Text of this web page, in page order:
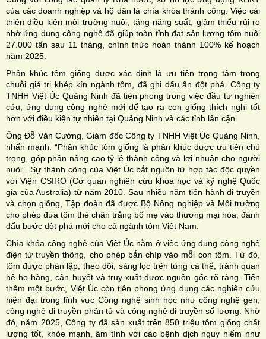
của các doanh nghiệp và hộ dân là chìa khóa thành công. Việc cải
thiện điều kiện môi trường nuôi, tăng năng suất, giảm thiểu rủi ro
nhờ ứng dụng công nghệ đã giúp toàn tỉnh đạt sản lượng tôm nuôi
27.000 tấn sau 11 tháng, chính thức hoàn thành 100% kế hoạch
năm 2025.
Phân khúc tôm giống được xác định là ưu tiên trọng tâm trong
chuỗi giá trị khép kín ngành tôm, đã ghi dấu ấn đột phá. Công ty
TNHH Việt Úc Quảng Ninh đã tiên phong trong việc đầu tư nghiên
cứu, ứng dụng công nghệ mới để tạo ra con giống thích nghi tốt
hơn với điều kiện tự nhiên tại Quảng Ninh và các tỉnh lân cận.
Ông Đỗ Văn Cường, Giám đốc Công ty TNHH Việt Úc Quảng Ninh,
nhấn mạnh: “Phân khúc tôm giống là phân khúc được ưu tiên chú
trọng, góp phần nâng cao tỷ lệ thành công và lợi nhuận cho người
nuôi”. Sự thành công của Việt Úc bắt nguồn từ hợp tác độc quyền
với Viện CSIRO (Cơ quan nghiên cứu khoa học và kỹ nghệ Quốc
gia của Australia) từ năm 2010. Sau nhiều năm tiến hành di truyền
và chọn giống, Tập đoàn đã được Bộ Nông nghiệp và Môi trường
cho phép đưa tôm thẻ chân trắng bố mẹ vào thương mại hóa, đánh
dấu bước đột phá mới cho cả ngành tôm Việt Nam.
Chìa khóa công nghệ của Việt Úc nằm ở việc ứng dụng công nghệ
điện tử truyền thông, cho phép bắn chíp vào mỗi con tôm. Từ đó,
tôm được phân lập, theo dõi, sàng lọc trên từng cá thể, tránh quan
hệ họ hàng, cận huyết và truy xuất được nguồn gốc rõ ràng. Tiến
thêm một bước, Việt Úc còn tiên phong ứng dụng các nghiên cứu
hiện đại trong lĩnh vực Công nghệ sinh học như công nghệ gen,
công nghệ di truyền phân tử và công nghệ di truyền số lượng. Nhờ
đó, năm 2025, Công ty đã sản xuất trên 850 triệu tôm giống chất
lượng tốt, khỏe mạnh, âm tính với các bệnh dịch nguy hiểm như